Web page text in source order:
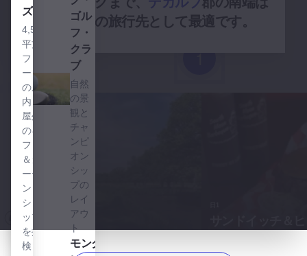
探索開始
デカルブ郡がカップル募集中
カップルの旅行先として最適です。
ゴル
フ・
クラ
ブ
自然
の景
観と
チャ
ンピ
オン
シッ
プの
レイ
アウ
ト
モンク
モンクレール・ホテル＆リゾートを見る
タ
パ・
ラ・
ルナ
ワー
ルド
クラ
スの
タパ
スバ
ー
世界
各国
の料
理と
極上
タパ・ラ・ルナを見る
ズ
4,500
平方
フィ
ート
の屋
内と
屋外
のギ
フト
＆ガ
ーデ
ン・
ショ
ップ
を探
検
1